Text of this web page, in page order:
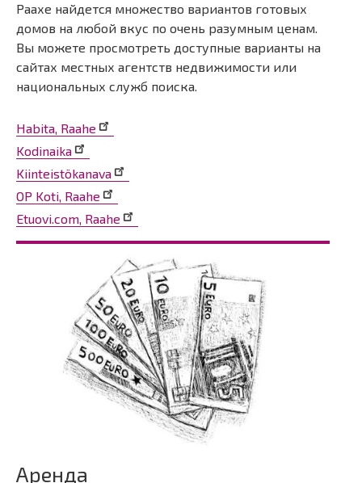
Раахе найдется множество вариантов готовых
домов на любой вкус по очень разумным ценам.
Вы можете просмотреть доступные варианты на
сайтах местных агентств недвижимости или
национальных служб поиска.
Habita, Raahe
Kodinaika
Kiinteistökanava
OP Koti, Raahe
Etuovi.com, Raahe
Аренда